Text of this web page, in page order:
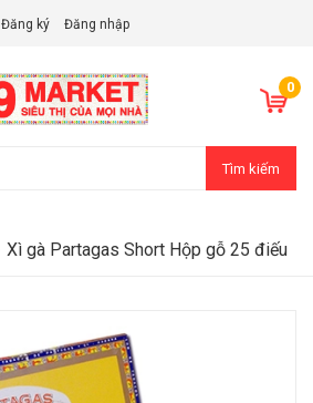
Đăng ký Đăng nhập
0
Tìm kiếm
Xì gà Partagas Short Hộp gỗ 25 điếu